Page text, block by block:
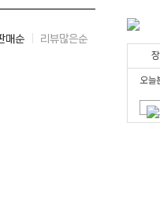
오늘
매순 리뷰많은순